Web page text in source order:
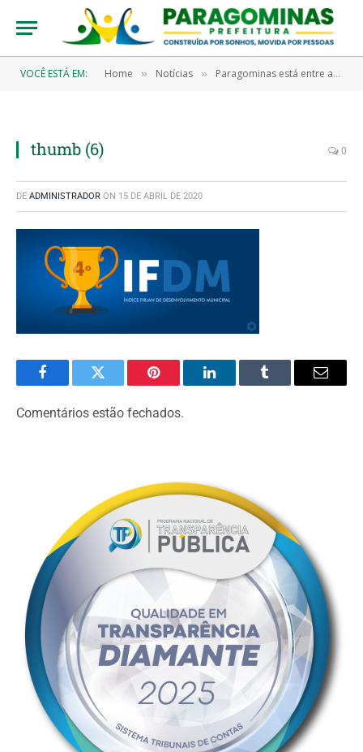
VOCÊ ESTÁ EM: Home » Notícias » Paragominas está entre as cidades com o melhor no Índice FIRJAN de Desenvolvimento Municipal (IFDM)
thumb (6) 0
DE ADMINISTRADOR ON 15 DE ABRIL DE 2020
FacebookTwitter Pinterest LinkedInTumblr Email
Comentários estão fechados.